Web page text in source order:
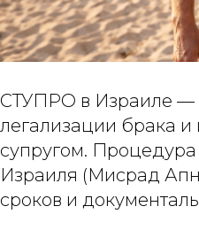
СТУПРО в Израиле —
легализации брака
супругом.
Израиля (Мисрад
сроков и